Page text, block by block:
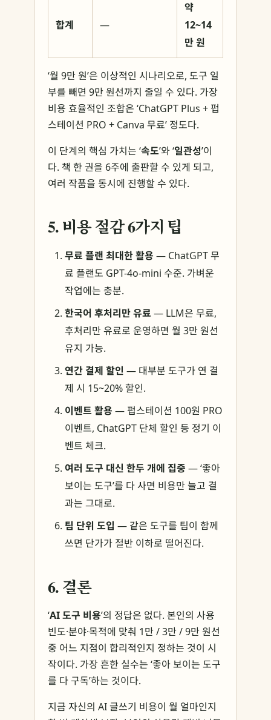
합계 —
약
12~14
만 원
‘월 9만 원’은 이상적인 시나리오로, 도구 일
부를 빼면 9만 원선까지 줄일 수 있다. 가장
비용 효율적인 조합은 ‘ChatGPT Plus + 펍
스테이션 PRO + Canva 무료’ 정도다.
이 단계의 핵심 가치는 ‘속도’와 ‘일관성’이
다. 책 한 권을 6주에 출판할 수 있게 되고,
여러 작품을 동시에 진행할 수 있다.
5. 비용 절감 6가지 팁
무료 플랜 최대한 활용 — ChatGPT 무
료 플랜도 GPT-4o-mini 수준. 가벼운
작업에는 충분.
한국어 후처리만 유료 — LLM은 무료,
후처리만 유료로 운영하면 월 3만 원선
유지 가능.
연간 결제 할인 — 대부분 도구가 연 결
제 시 15~20% 할인.
이벤트 활용 — 펍스테이션 100원 PRO
이벤트, ChatGPT 단체 할인 등 정기 이
벤트 체크.
여러 도구 대신 한두 개에 집중 — ‘좋아
보이는 도구’를 다 사면 비용만 늘고 결
과는 그대로.
팀 단위 도입 — 같은 도구를 팀이 함께
쓰면 단가가 절반 이하로 떨어진다.
6. 결론
‘AI 도구 비용’의 정답은 없다. 본인의 사용
빈도·분야·목적에 맞춰 1만 / 3만 / 9만 원선
중 어느 지점이 합리적인지 정하는 것이 시
작이다. 가장 흔한 실수는 ‘좋아 보이는 도구
를 다 구독’하는 것이다.
지금 자신의 AI 글쓰기 비용이 월 얼마인지